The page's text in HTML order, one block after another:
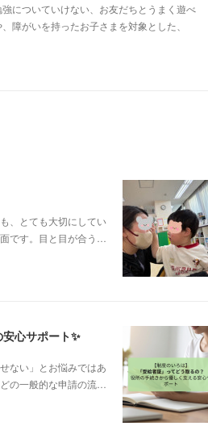
についていけない、お友だちとうまく遊べ
障がいを持ったお子さまを対象とした、
、とても大切にしてい
です。目と目が合う…
心サポート✨
ない」とお悩みではあ
の一般的な申請の流…